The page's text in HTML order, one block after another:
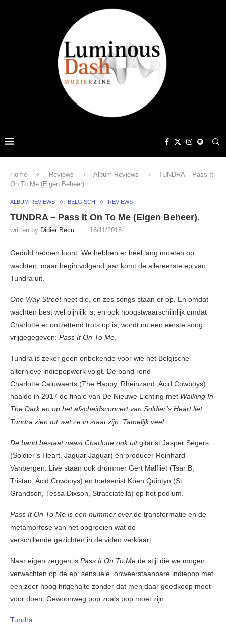
Home Reviews Album Reviews
TUNDRA – Pass It
On To Me (Eigen Beheer).
ALBUM REVIEWS BELGISCH REVIEWS
TUNDRA – Pass It On To Me (Eigen Beheer).
written by Didier Becu 16/11/2018
Geduld hebben loont. We hebben er heel lang moeten op
wachten, maar begin volgend jaar komt de allereerste ep van
Tundra uit.
One Way Streetheet die, en zes songs staan er op. En omdat
wachten best wel pijnlijk is, en ook hoogstwaarschijnlijk omdat
Charlotte er ontzettend trots op is, wordt nu een eerste song
vrijgegegeven: Pass It On To Me.
Tundra is zeker geen onbekende voor wie het Belgische
alternieve indiepopwerk volgt. De band rond
Charlotte Caluwaerts (The Happy, Rheinzand, Acid Cowboys)
haalde in 2017 de finale van De Nieuwe Lichting met Walking In
The Darken op het afscheidsconcert van Soldier’s Heart liet
Tundra zien tot wat ze in staat zijn. Tamelijk veel.
De band bestaat naast Charlotte ook uitgitarist Jasper Segers
(Soldier’s Heart, Jaguar Jaguar) en producer Reinhard
Vanbergen. Live staan ook drummer Gert Malfliet (Tsar B,
Tristan, Acid Cowboys) en toetsenist Koen Quintyn (St
Grandson, Tessa Dixson, Stracciatella) op het podium.
Pass It On To Me is een nummer over de transformatie en de
metamorfose van het opgroeien wat de
verschillende gezichten in de video verklaart.
Naar eigen zeggen is Pass It On To Me de stijl die we mogen
verwachten op de ep: sensuele, onweerstaanbare indiepop met
een zeer hoog hitgehalte zonder dat men daar goedkoop moet
voor doen. Gewoonweg pop zoals pop moet zijn.
Tundra